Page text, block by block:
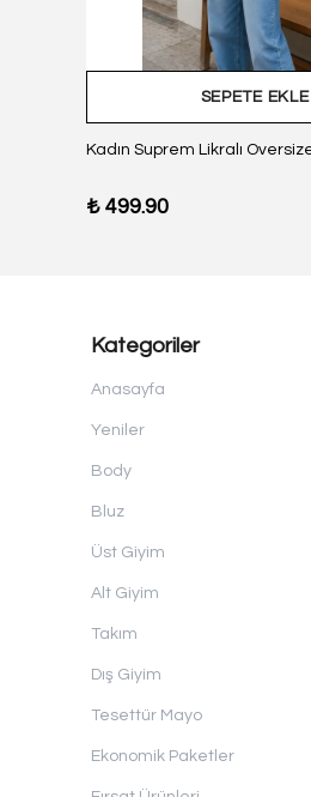
SEPETE EKLE
₺ 499.90
Kategoriler
Anasayfa
Yeniler
Body
Bluz
Üst Giyim
Alt Giyim
Takım
Dış Giyim
Tesettür Mayo
Ekonomik Paketler